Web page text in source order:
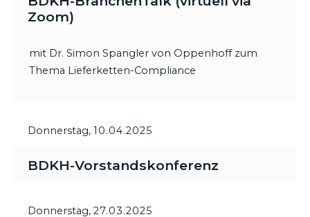
Zoom)
mit Dr. Simon Spangler von Oppenhoff zum
Thema Lieferketten-Compliance
Donnerstag, 10.04.2025
BDKH-Vorstandskonferenz
Donnerstag, 27.03.2025